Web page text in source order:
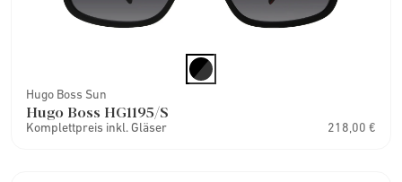
Hugo Boss Sun
Hugo Boss HG1195/S
Komplettpreis inkl. Gläser 218,00 €